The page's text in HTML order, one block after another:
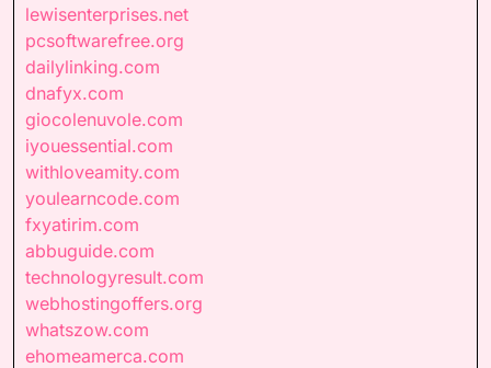
lewisenterprises.net
pcsoftwarefree.org
dailylinking.com
dnafyx.com
giocolenuvole.com
iyouessential.com
withloveamity.com
youlearncode.com
fxyatirim.com
abbuguide.com
technologyresult.com
webhostingoffers.org
whatszow.com
ehomeamerca.com